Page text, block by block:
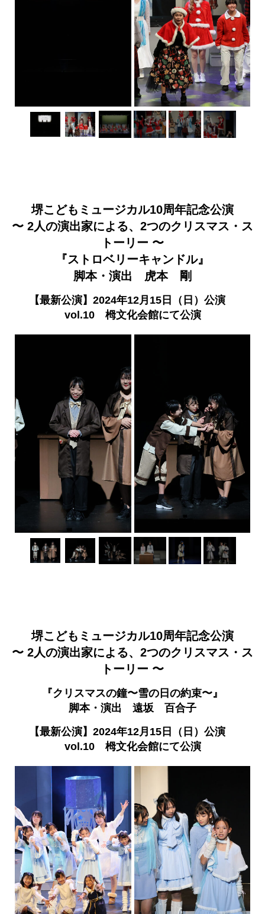
堺こどもミュージカル10周年記念公演
〜 2人の演出家による、2つのクリスマス・ス
トーリー 〜
『ストロベリーキャンドル』
脚本・演出 虎本 剛
【最新公演】2024年12月15日（日）公演
vol.10 栂文化会館にて公演
堺こどもミュージカル10周年記念公演
〜 2人の演出家による、2つのクリスマス・ス
トーリー 〜
『クリスマスの鐘〜雪の日の約束〜』
脚本・演出 遠坂 百合子
【最新公演】2024年12月15日（日）公演
vol.10 栂文化会館にて公演